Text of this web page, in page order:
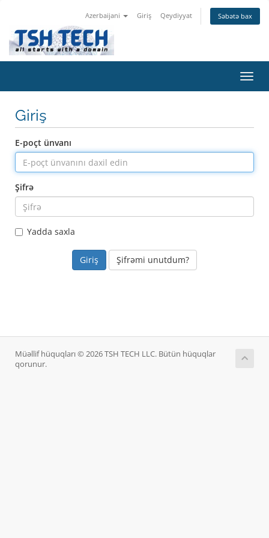
Azerbaijani Giriş Qeydiyyat Səbətə bax
keçid
Giriş
E-poçt ünvanı
Şifrə
Yadda saxla
Şifrəmi unutdum?
Müəllif hüquqları © 2026 TSH TECH LLC. Bütün hüquqlar
qorunur.